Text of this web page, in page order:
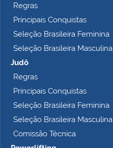
Regras
Principais Conquistas
Seleção Brasileira Feminina
Seleção Brasileira Masculina
Judô
Regras
Principais Conquistas
Seleção Brasileira Feminina
Seleção Brasileira Masculina
Comissão Técnica